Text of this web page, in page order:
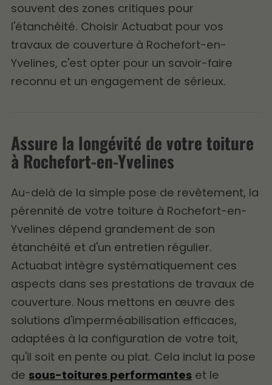
souvent des zones critiques pour
l'étanchéité. Choisir Actuabat pour vos
travaux de couverture à Rochefort-en-
Yvelines, c'est opter pour un savoir-faire
reconnu et un engagement de sérieux.
Assure la longévité de votre toiture
à Rochefort-en-Yvelines
Au-delà de la simple pose de revêtement, la
pérennité de votre toiture à Rochefort-en-
Yvelines dépend grandement de son
étanchéité et d'un entretien régulier.
Actuabat intègre systématiquement ces
aspects dans ses prestations de travaux de
couverture. Nous mettons en œuvre des
solutions d'imperméabilisation efficaces,
adaptées à la configuration de votre toit,
qu'il soit en pente ou plat. Cela inclut la pose
de sous-toitures performantes et le